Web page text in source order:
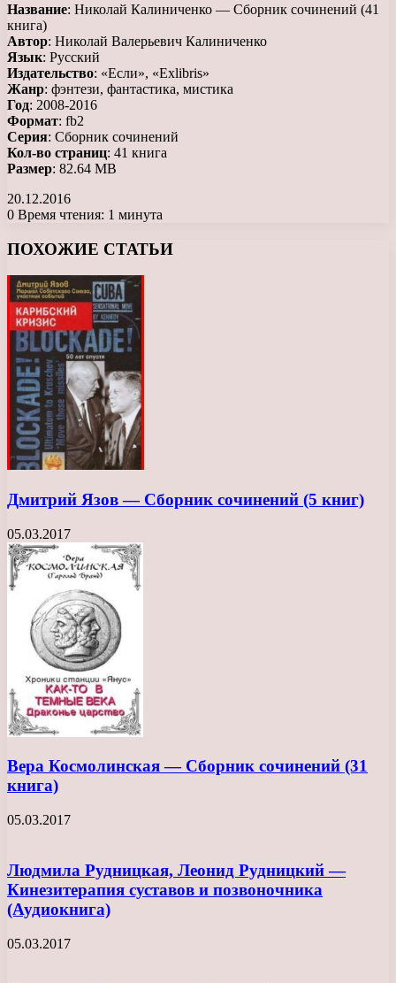
Название: Николай Калиниченко — Сборник сочинений (41
книга)
Автор: Николай Валерьевич Калиниченко
Язык: Русский
Издательство: «Если», «Exlibris»
Жанр: фэнтези, фантастика, мистика
Год: 2008-2016
Формат: fb2
Серия: Сборник сочинений
Кол-во страниц: 41 книга
Размер: 82.64 MB
20.12.2016
0 Время чтения: 1 минута
ПОХОЖИЕ СТАТЬИ
Дмитрий Язов — Сборник сочинений (5 книг)
05.03.2017
Вера Космолинская — Сборник сочинений (31
книга)
05.03.2017
Людмила Рудницкая, Леонид Рудницкий —
Кинезитерапия суставов и позвоночника
(Аудиокнига)
05.03.2017